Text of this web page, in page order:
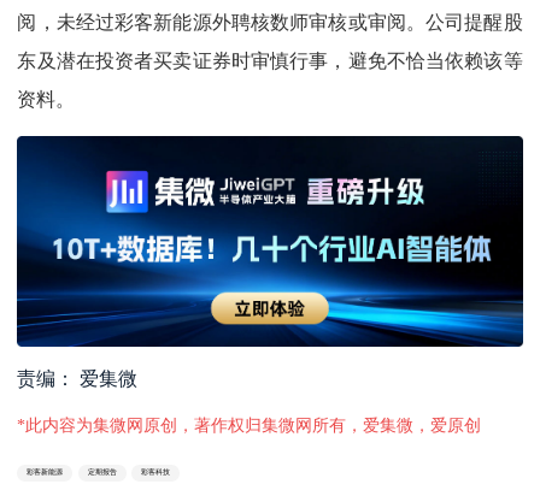
阅，未经过彩客新能源外聘核数师审核或审阅。公司提醒股
东及潜在投资者买卖证券时审慎行事，避免不恰当依赖该等
资料。
责编： 爱集微
*此内容为集微网原创，著作权归集微网所有，爱集微，爱原创
彩客新能源 定期报告 彩客科技